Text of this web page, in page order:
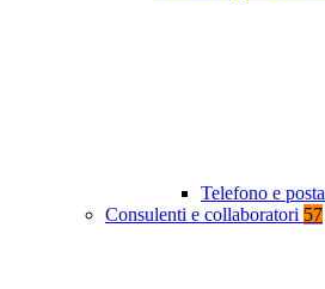
Telefono e
Consulenti e collaboratori 57